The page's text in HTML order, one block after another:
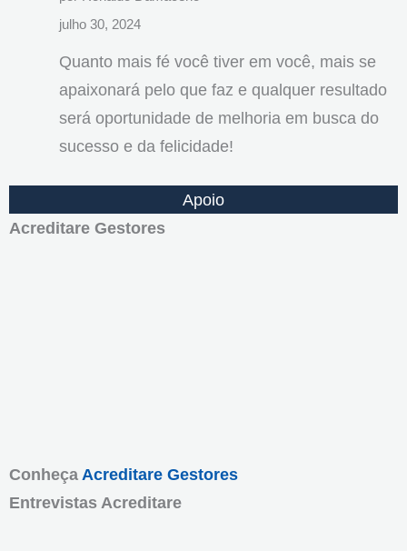
julho 30, 2024
Quanto mais fé você tiver em você, mais se
apaixonará pelo que faz e qualquer resultado
será oportunidade de melhoria em busca do
sucesso e da felicidade!
Apoio
Acreditare Gestores
ConheçaAcreditare Gestores
Entrevistas Acreditare